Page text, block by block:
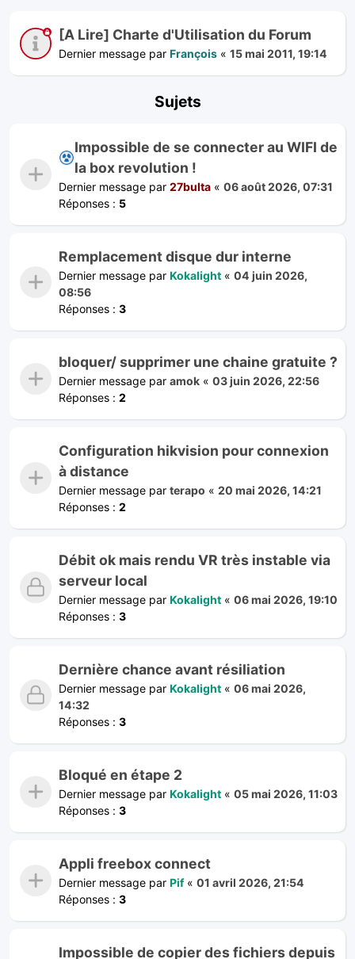
[A Lire] Charte d'Utilisation du Forum
Dernier message par François « 15 mai 2011, 19:14
Sujets
Impossible de se connecter au WIFI de
la box revolution !
Dernier message par 27bulta « 06 août 2026, 07:31
Réponses : 5
Remplacement disque dur interne
Dernier message par Kokalight « 04 juin 2026,
08:56
Réponses : 3
bloquer/ supprimer une chaine gratuite ?
Dernier message par amok « 03 juin 2026, 22:56
Réponses : 2
Configuration hikvision pour connexion
à distance
Dernier message par terapo « 20 mai 2026, 14:21
Réponses : 2
Débit ok mais rendu VR très instable via
serveur local
Dernier message par Kokalight « 06 mai 2026, 19:10
Réponses : 3
Dernière chance avant résiliation
Dernier message par Kokalight « 06 mai 2026,
14:32
Réponses : 3
Bloqué en étape 2
Dernier message par Kokalight « 05 mai 2026, 11:03
Réponses : 3
Appli freebox connect
Dernier message par Pif« 01 avril 2026, 21:54
Réponses : 3
Impossible de copier des fichiers depuis